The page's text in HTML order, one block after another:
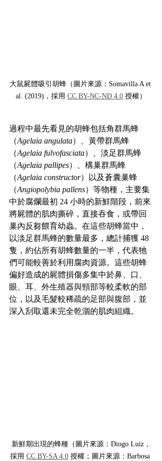
大鼠屍體吸引胡蜂（圖片來源：Somavilla A et
al. (2019)，採用 CC BY-NC-ND 4.0 授權）
過程中最先看見的胡蜂包括角群馬蜂
（Agelaia angulata）、黃帶群馬蜂
（Agelaia fulvofasciata）、淡足群馬蜂
（Agelaia pallipes）、構巢群馬蜂
（Agelaia constructor）以及蒼囊巢蜂
（Angiopolybia pallens）等物種，主要集
中於腐爛最初 24 小時的新鮮階段，前來
將屍體的肌肉撕碎，直接吞食，或帶回
巢內反芻餵育幼蟲。在這些胡蜂當中，
以淡足群馬蜂的數量最多，總計捕獲 48
隻，約佔所有胡蜂數量的一半，代表牠
們可能較善於利用腐肉資源。這些胡蜂
偏好造成的屍體損傷多集中於鼻、口、
眼、耳、外生殖器與頸部等較柔軟的部
位，以及毛髮較稀疏的足部與腹部，並
深入刮取還未完全乾涸的肌肉組織。
新鮮期出現的蜂種（圖片來源：Diogo Luiz，
採用 CC BY-SA 4.0 授權；圖片來源：Barbosa